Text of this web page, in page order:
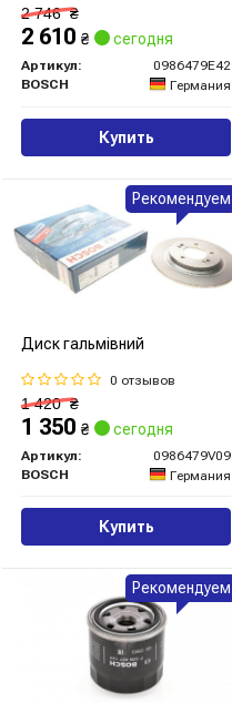
2 746₴
2 610 ₴ сегодня
Артикул:
0986479E42
BOSCH
Германия
Купить
Диск гальмівний
0 отзывов
1 420₴
1 350 ₴ сегодня
Артикул:
0986479V09
BOSCH
Германия
Купить
Рекомендуем
Рекомендуем